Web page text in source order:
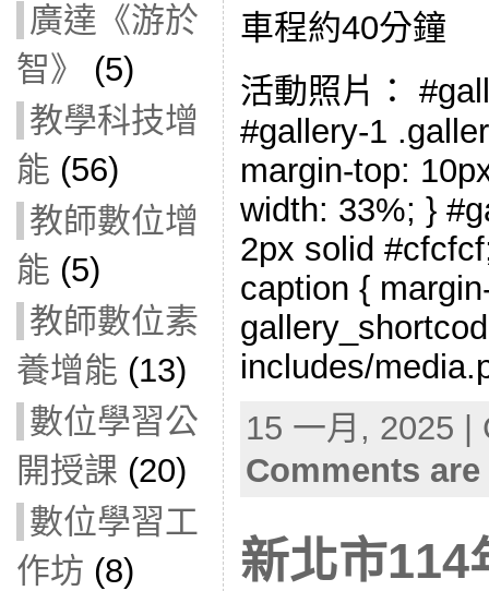
廣達《游於
智》
(5)
教學科技增
能 (56)
教師數位增
能 (5)
教師數位素
養增能 (13)
數位學習公
開授課 (20)
數位學習工
作坊 (8)
車程約40分鐘
活動照片：
#gallery-1
margin-top:
width: 33%; }
2px solid
caption {
includes/
15 一月, 2025
Comments
新北市114